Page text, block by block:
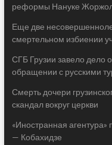
реформы Нануке
Еще две
смертельном избиении
СГБ Грузии завело дело
обращении с русскими
Смерть дочери
скандал вокруг церкви
«Иностранная агентура»
— Кобахидзе